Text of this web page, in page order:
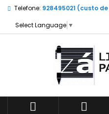
Telefone: 928495021 (custo
Select Language ▼
 